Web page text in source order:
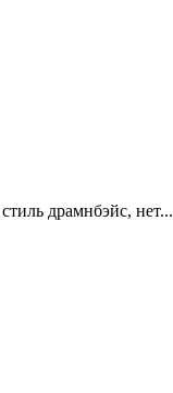
драмнбэйс, нет...